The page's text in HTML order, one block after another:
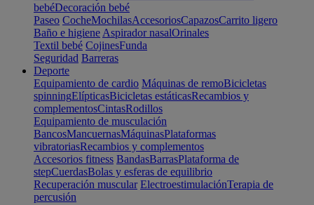
bebéDecoración bebé
Paseo CocheMochilasAccesoriosCapazosCarrito ligero
Baño e higiene Aspirador nasalOrinales
Textil bebé CojinesFunda
Seguridad Barreras
Deporte
Equipamiento de cardio Máquinas de remoBicicletas
spinningElípticasBicicletas estáticasRecambios y
complementosCintasRodillos
Equipamiento de musculación
BancosMancuernasMáquinasPlataformas
vibratoriasRecambios y complementos
Accesorios fitness BandasBarrasPlataforma de
stepCuerdasBolas y esferas de equilibrio
Recuperación muscular ElectroestimulaciónTerapia de
percusión